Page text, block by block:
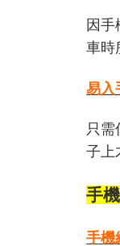
因
車時
易入
只需
子上
手
手機